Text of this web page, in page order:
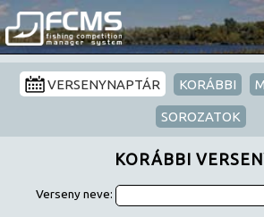
VERSENYNAPTÁR KORÁBBI
SOROZATOK
KORÁBBI
Verseny neve: